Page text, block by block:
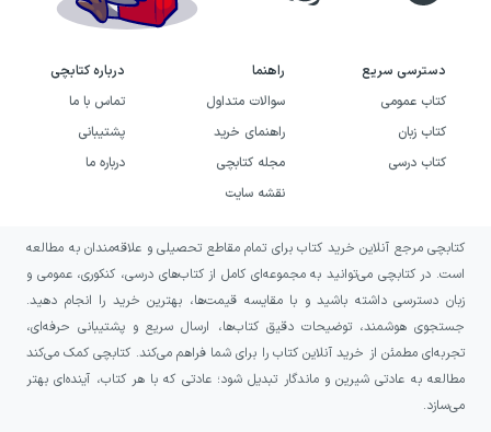
دسترسی سریع
کتاب عمومی
کتاب زبان
کتاب درسی
راهنما
سوالات متداول
راهنمای خرید
مجله کتابچی
نقشه سایت
درباره کتابچی
تماس با ما
پشتیبانی
درباره ما
کتابچی مرجع آنلاین خرید کتاب برای تمام مقاطع تحصیلی و علاقه‌مندان به مطالعه
است. در کتابچی می‌توانید به مجموعه‌ای کامل از کتاب‌های درسی، کنکوری، عمومی و
زبان دسترسی داشته باشید و با مقایسه قیمت‌ها، بهترین خرید را انجام دهید.
جستجوی هوشمند، توضیحات دقیق کتاب‌ها، ارسال سریع و پشتیبانی حرفه‌ای،
تجربه‌ای مطمئن از خرید آنلاین کتاب را برای شما فراهم می‌کند. کتابچی کمک می‌کند
مطالعه به عادتی شیرین و ماندگار تبدیل شود؛ عادتی که با هر کتاب، آینده‌ای بهتر
می‌سازد.